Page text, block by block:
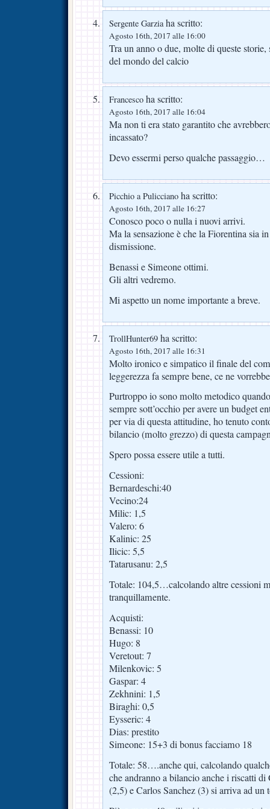
Sergente Garziaha scritto:
Agosto 16th, 2017 alle 16:00
Tra un anno o due, molte di queste
del mondo del calcio
Francesco ha scritto:
Agosto 16th, 2017 alle 16:04
Ma non ti era stato garantito che
incassato?
Devo essermi perso qualche passaggio…
Picchio a Pulicciano ha scritto:
Agosto 16th, 2017 alle 16:27
Conosco poco o nulla i nuovi arrivi.
Ma la sensazione è che la Fiorentina sia
dismissione.
Benassi e Simeone ottimi.
Gli altri vedremo.
Mi aspetto un nome importante a breve.
TrollHunter69 ha scritto:
Agosto 16th, 2017 alle 16:31
Molto ironico e simpatico il finale del
leggerezza fa sempre bene, ce ne
Purtroppo io sono molto metodico
sempre sott’occhio per avere un budget
per via di questa attitudine, ho tenuto
bilancio (molto grezzo) di questa
Spero possa essere utile a tutti.
Cessioni:
Bernardeschi:40
Vecino:24
Milic: 1,5
Valero: 6
Kalinic: 25
Ilicic: 5,5
Tatarusanu: 2,5
Totale: 104,5…calcolando altre cessioni
tranquillamente.
Acquisti:
Benassi: 10
Hugo: 8
Veretout: 7
Milenkovic: 5
Gaspar: 4
Zekhnini: 1,5
Biraghi: 0,5
Eysseric: 4
Dias: prestito
Simeone: 15+3 di bonus facciamo 18
Totale: 58….anche qui, calcolando
che andranno a bilancio anche i riscatti
(2,5) e Carlos Sanchez (3) si arriva ad un